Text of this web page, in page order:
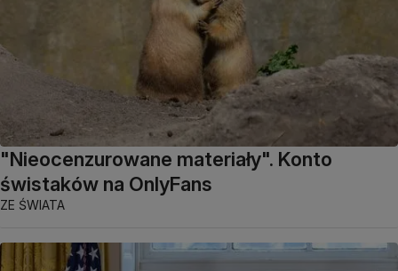
"Nieocenzurowane materiały". Konto
świstaków na OnlyFans
ZE ŚWIATA